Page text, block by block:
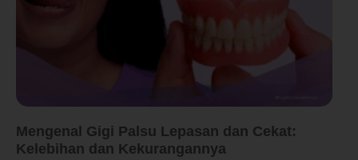
Mengenal Gigi Palsu Lepasan dan Cekat:
Kelebihan dan Kekurangannya